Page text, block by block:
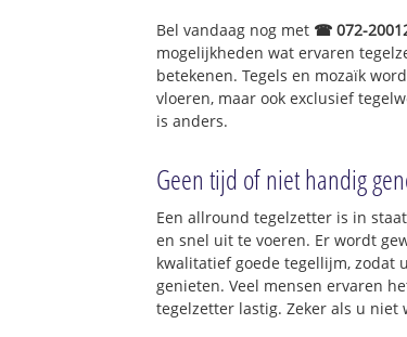
Bel vandaag nog met ☎ 072-
mogelijkheden wat ervaren
betekenen. Tegels en mozaïk
vloeren, maar ook exclusief
is anders.
Geen tijd of niet handig
Een allround tegelzetter is in
en snel uit te voeren. Er wordt
kwalitatief goede tegellijm, zodat
genieten. Veel mensen ervaren
tegelzetter lastig. Zeker als u niet